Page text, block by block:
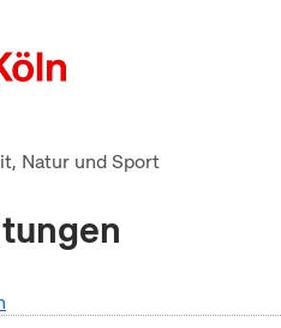
Natur und Sport